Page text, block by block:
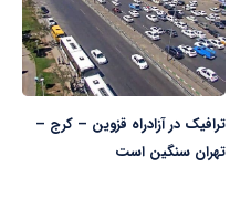
ترافیک در آزادراه قزوین – کرج –
تهران سنگین است